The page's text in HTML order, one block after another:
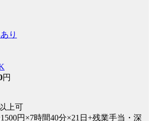
り
円
上可
円×7時間40分×21日+残業手当・深